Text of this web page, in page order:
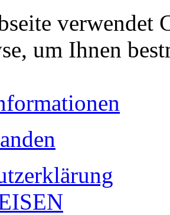
verwendet
um Ihnen